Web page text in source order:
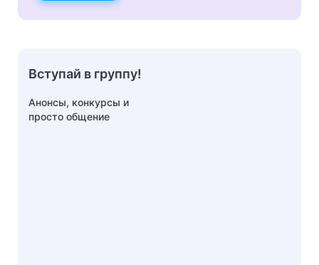
Вступай в группу!
Анонсы, конкурсы и
просто общение